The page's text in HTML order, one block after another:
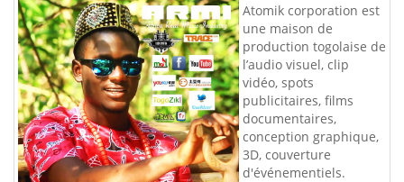
Atomik corporation est
une maison de
production togolaise de
l’audio visuel, clip
vidéo, spots
publicitaires, films
documentaires,
conception graphique,
3D, couverture
d'événementiels.